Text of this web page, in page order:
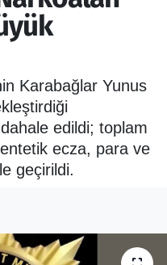
Karabağlar Yunus
edildi; toplam
ecza, para ve
geçirildi.